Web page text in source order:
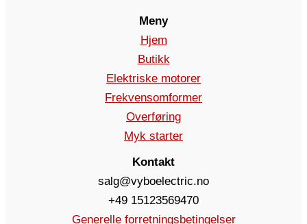
Meny
Hjem
Butikk
Elektriske motorer
Frekvensomformer
Overføring
Myk starter
Kontakt
salg@vyboelectric.no
+49 15123569470
Generelle forretningsbetingelser